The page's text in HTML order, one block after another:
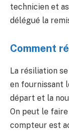
technicien et
délégué la
Comment
La résiliation
en fournissant
départ et la
On peut le
compteur est